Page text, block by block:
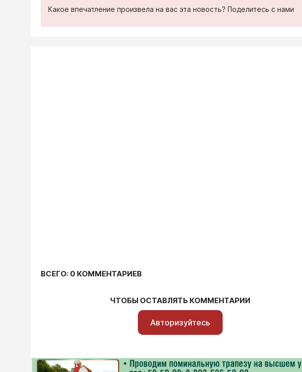
Какое впечатление произвела на вас эта новость? Поделитесь с нами
ВСЕГО: 0 КОММЕНТАРИЕВ
ЧТОБЫ ОСТАВЛЯТЬ КОММЕНТАРИИ
Авторизуйтесь